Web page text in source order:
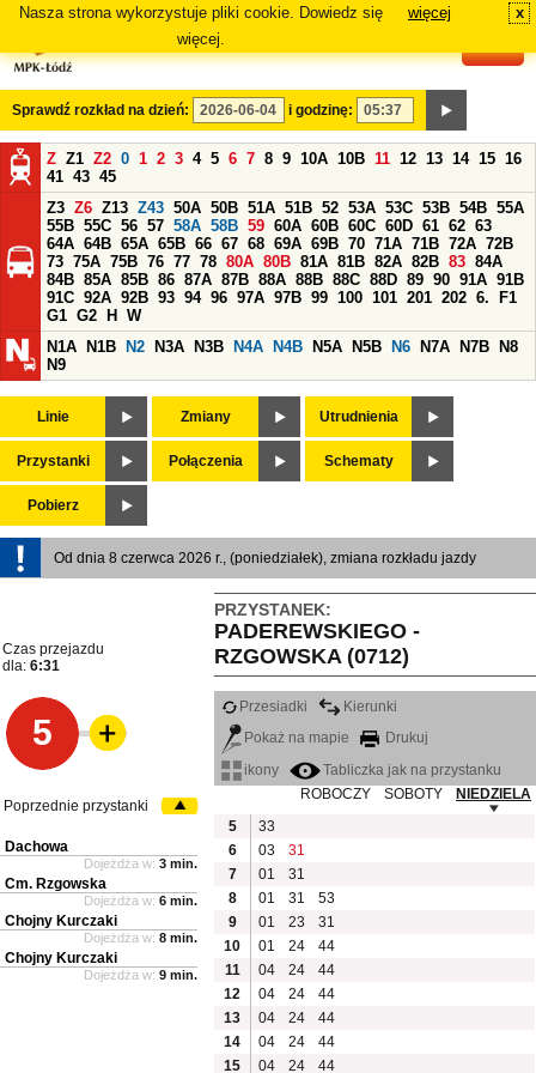
Nasza strona wykorzystuje pliki cookie. Dowiedz się
więcej.
więcej x
Sprawdź rozkład na dzień: i godzinę:
Z Z1 Z2 0 1 2 3 4 5 6 7 8 9 10A 10B 11 12 13 14 15 16
41 43 45
Z3 Z6 Z13 Z43 50A 50B 51A 51B 52 53A 53C 53B 54B 55A
55B 55C 56 57 58A 58B 59 60A 60B 60C 60D 61 62 63
64A 64B 65A 65B 66 67 68 69A 69B 70 71A 71B 72A 72B
73 75A 75B 76 77 78 80A 80B 81A 81B 82A 82B 83 84A
84B 85A 85B 86 87A 87B 88A 88B 88C 88D 89 90 91A 91B
91C 92A 92B 93 94 96 97A 97B 99 100 101 201 202 6.
F1
G1 G2 H
W
N1A
N1B N2 N3A N3B N4A N4B N5A N5B N6 N7A N7B
N8
N9
Linie Zmiany Utrudnienia
Przystanki Połączenia Schematy
Pobierz
Od dnia 8 czerwca 2026 r., (poniedziałek), zmiana rozkładu jazdy
PRZYSTANEK:
PADEREWSKIEGO -
RZGOWSKA (0712)
Czas przejazdu
dla: 6:31
5
Przesiadki
Kierunki
Pokaż na mapie
Drukuj
ikony
Tabliczka jak na przystanku
ROBOCZY
SOBOTY
NIEDZIELA
5
33
6
03
31
7
01
31
8
01 31
53
9
01 23
31
10
01 24
44
11
04 24
44
12
04 24
44
13
04 24
44
14
04 24
44
15
04 24 44
Poprzednie przystanki
Dachowa
Dojeżdża w: 3 min.
Cm. Rzgowska
Dojeżdża w: 6 min.
Chojny Kurczaki
Dojeżdża w: 8 min.
Chojny Kurczaki
Dojeżdża w: 9 min.